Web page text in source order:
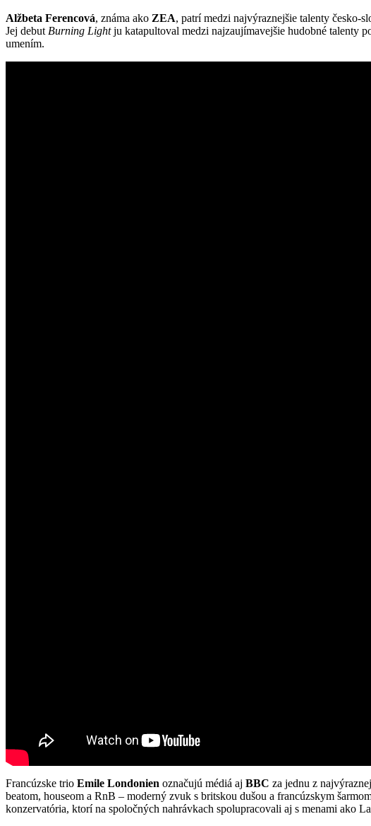
Alžbeta Ferencová, známa ako ZEA, patrí medzi najvýraznejšie talenty česko-
Jej debut Burning Lightju katapultoval medzi najzaujímavejšie hudobné talenty
umením.
Francúzske trio Emile Londonien označujú médiá aj BBC za jednu z
beatom, houseom a RnB – moderný zvuk s britskou dušou a francúzskym
konzervatória, ktorí na spoločných nahrávkach spolupracovali aj s menami ako